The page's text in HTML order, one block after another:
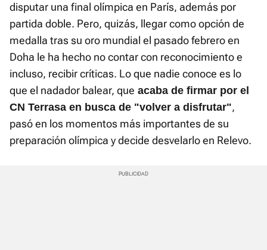
disputar una final olímpica en París, además por
partida doble. Pero, quizás, llegar como opción de
medalla tras su oro mundial el pasado febrero en
Doha le ha hecho no contar con reconocimiento e
incluso, recibir críticas. Lo que nadie conoce es lo
que el nadador balear, que acaba de firmar por el
CN Terrasa en busca de "volver a disfrutar",
pasó en los momentos más importantes de su
preparación olímpica y decide desvelarlo en Relevo.